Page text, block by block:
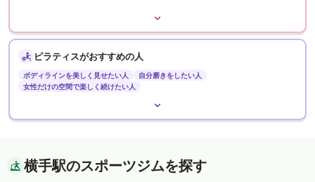
ピラティスがおすすめの人
ボディラインを美しく見せたい人
自分磨きをしたい人
女性だけの空間で楽しく続けたい人
横手駅のスポーツジムを探す